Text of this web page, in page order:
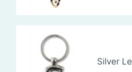
Silver